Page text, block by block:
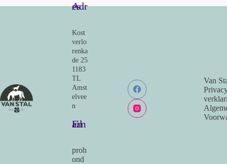
Adres
Kost
verlo
renka
de 25
1183
TL
Amst
elvee
n
Email
proh
ond
Van